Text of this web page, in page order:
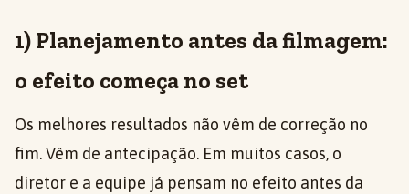
1) Planejamento antes da filmagem:
o efeito começa no set
Os melhores resultados não vêm de correção no
fim. Vêm de antecipação. Em muitos casos, o
diretor e a equipe já pensam no efeito antes da